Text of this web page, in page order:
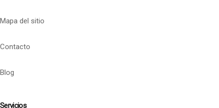
Mapa del sitio
Contacto
Blog
Servicios